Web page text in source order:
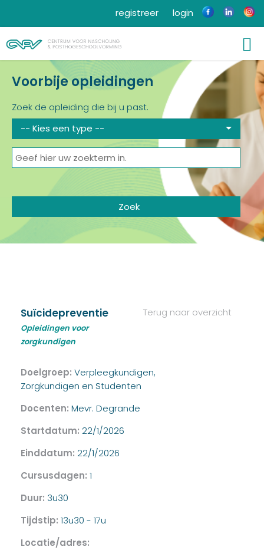
login
registreer
Voorbije opleidingen
Zoek de opleiding die bij u past.
-- Kies een type --
Terug naar overzicht
Suïcidepreventie
Opleidingen voor
zorgkundigen
Doelgroep: Verpleegkundigen,
Zorgkundigen en Studenten
Docenten: Mevr. Degrande
Startdatum: 22/1/2026
Einddatum: 22/1/2026
Cursusdagen: 1
Duur: 3u30
Tijdstip: 13u30 - 17u
Locatie/adres: